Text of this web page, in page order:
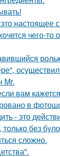
настоящее
чего-то
Mr.
вам
в
- это
без
сложно.